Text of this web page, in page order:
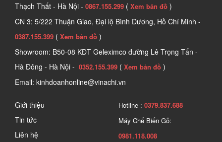
Thạch Thất - Hà Nội - 0867.155.299 ( Xem bản đồ )
CN 3: 5/222 Thuận Giao, Đại lộ Bình Dương, Hồ Chí Minh -
0387.155.399 ( Xem bản đồ )
Showroom: B50-08 KĐT Geleximco đường Lê Trọng Tấn -
Hà Đông - Hà Nội - 0352.155.399 ( Xem bản đồ )
Email: kinhdoanhonline@vinachi.vn
Giới thiệu
Tin tức
Liên hệ
Hotline : 0379.837.688
Máy Chế Biến Gỗ:
0981.118.008